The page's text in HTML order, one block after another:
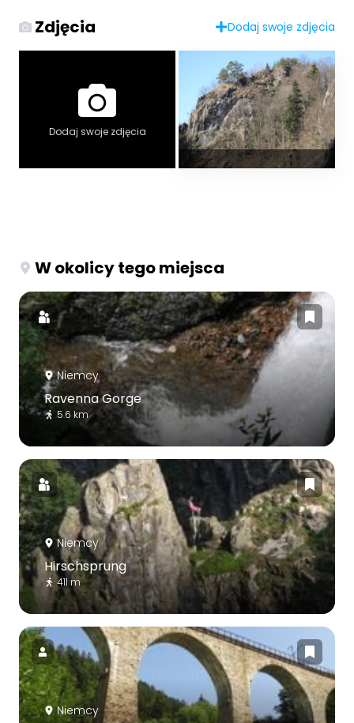
Zdjęcia Dodaj swoje zdjęcia
Dodaj swoje zdjęcia
W okolicy tego miejsca
Niemcy
Ravenna Gorge
5.6 km
Niemcy
Hirschsprung
411 m
Niemcy